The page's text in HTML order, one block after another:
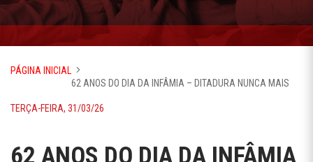
PÁGINA INICIAL
62 ANOS DO DIA DA INFÂMIA – DITADURA NUNCA MAIS
TERÇA-FEIRA, 31/03/26
62 ANOS DO DIA DA INFÂMIA